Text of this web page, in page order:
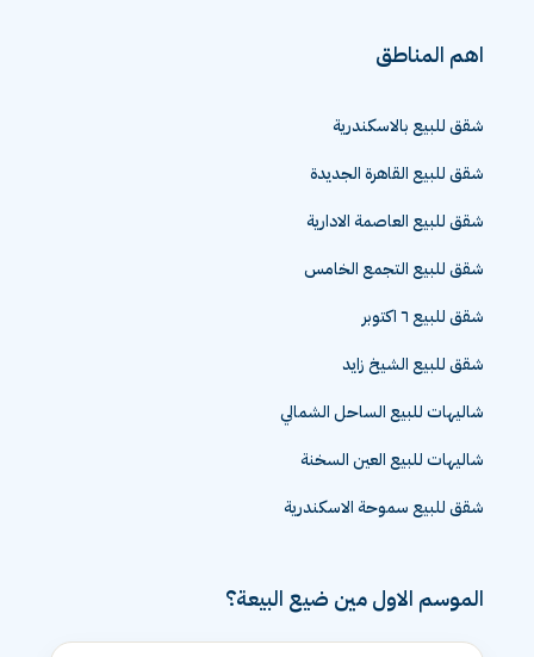
اهم المناطق
شقق للبيع بالاسكندرية
شقق للبيع القاهرة الجديدة
شقق للبيع العاصمة الادارية
شقق للبيع التجمع الخامس
شقق للبيع ٦ اكتوبر
شقق للبيع الشيخ زايد
شاليهات للبيع الساحل الشمالي
شاليهات للبيع العين السخنة
شقق للبيع سموحة الاسكندرية
الموسم الاول مين ضيع البيعة؟